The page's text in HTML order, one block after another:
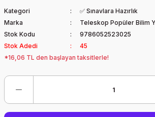
Kategori
✅ Sınavlara Hazırlık
Marka
Teleskop Popüler Bilim
Stok Kodu
9786052523025
Stok Adedi
45
*16,06 TL den başlayan taksitlerle!